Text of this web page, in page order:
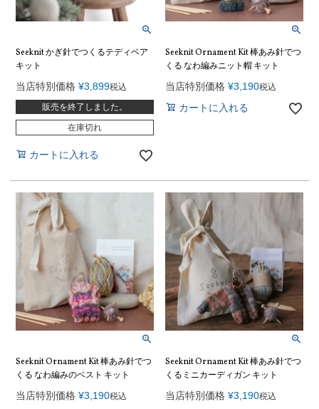
Seeknit かぎ針でつくるテディベア
キット
当店特別価格 ¥3,899税込
販売を終了しました。
在庫切れ
カートに入れる
Seeknit Ornament Kit 棒あみ針でつ
くる なわ編みニット帽 キット
当店特別価格 ¥3,190税込
カートに入れる
Seeknit Ornament Kit 棒あみ針でつ
くる なわ編みのベスト キット
当店特別価格 ¥3,190税込
Seeknit Ornament Kit 棒あみ針でつ
くるミニカーディガン キット
当店特別価格 ¥3,190税込